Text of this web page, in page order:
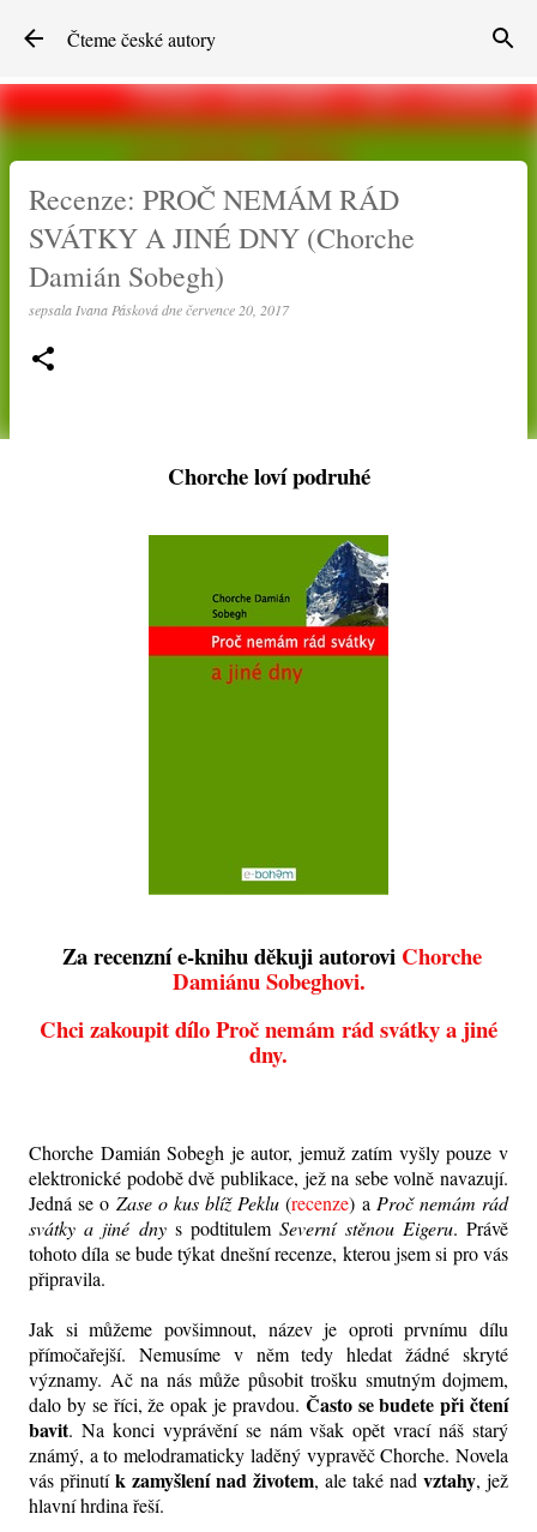
Přeskočit na hlavní obsah
Čteme české autory
Recenze: PROČ NEMÁM RÁD
SVÁTKY A JINÉ DNY (Chorche
Damián Sobegh)
sepsala Ivana Páskovádnečervence 20, 2017
Chorche loví podruhé
Za recenzní e-knihu děkuji autorovi Chorche
Damiánu Sobeghovi.
Chci zakoupit dílo Proč nemám rád svátky a jiné
dny.
Chorche Damián Sobegh je autor, jemuž zatím vyšly pouze v
elektronické podobě dvě publikace, jež na sebe volně navazují.
Jedná se o Zase o kus blíž Peklu (recenze) a Proč nemám rád
svátky a jiné dnys podtitulemSeverní stěnou Eigeru. Právě
tohoto díla se bude týkat dnešní recenze, kterou jsem si pro vás
připravila.
Jak si můžeme povšimnout, název je oproti prvnímu dílu
přímočařejší. Nemusíme v něm tedy hledat žádné skryté
významy. Ač na nás může působit trošku smutným dojmem,
dalo by se říci, že opak je pravdou. Často se budete při čtení
bavit. Na konci vyprávění se nám však opět vrací náš starý
známý, a to melodramaticky laděný vypravěč Chorche. Novela
vás přinutík zamyšlení nad životem, ale také nad vztahy, jež
hlavní hrdina řeší.